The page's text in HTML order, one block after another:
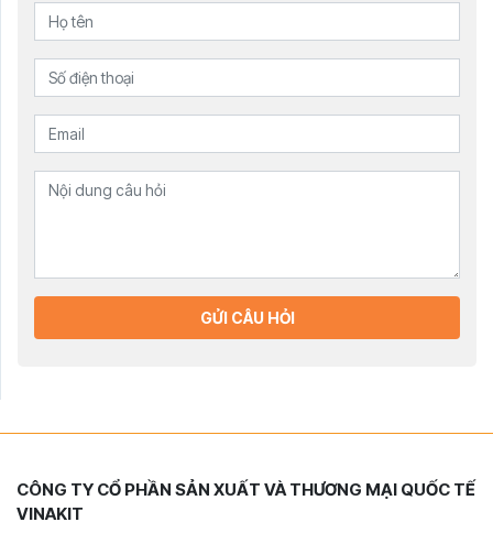
GỬI CÂU HỎI
CÔNG TY CỔ PHẦN SẢN XUẤT VÀ THƯƠNG MẠI QUỐC TẾ
VINAKIT